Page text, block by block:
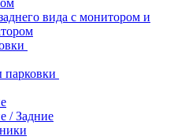
вида с монитором и
/ Задние